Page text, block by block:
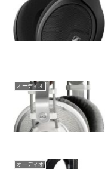
オーディオ
オーディオ